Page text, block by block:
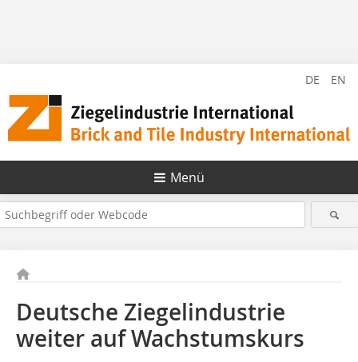
DE EN
Menü
Deutsche Ziegelindustrie
weiter auf Wachstumskurs